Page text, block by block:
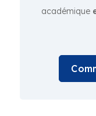
académique